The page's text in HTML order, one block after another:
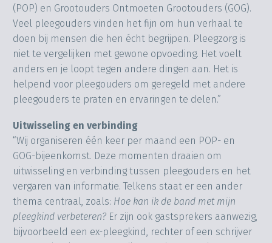
(POP) en Grootouders Ontmoeten Grootouders (GOG).
Veel pleegouders vinden het fijn om hun verhaal te
doen bij mensen die hen écht begrijpen. Pleegzorg is
niet te vergelijken met gewone opvoeding. Het voelt
anders en je loopt tegen andere dingen aan. Het is
helpend voor pleegouders om geregeld met andere
pleegouders te praten en ervaringen te delen.”
Uitwisseling en verbinding
“Wij organiseren één keer per maand een POP- en
GOG-bijeenkomst. Deze momenten draaien om
uitwisseling en verbinding tussen pleegouders en het
vergaren van informatie. Telkens staat er een ander
thema centraal, zoals: Hoe kan ik de band met mijn
pleegkind verbeteren? Er zijn ook gastsprekers aanwezig,
bijvoorbeeld een ex-pleegkind, rechter of een schrijver